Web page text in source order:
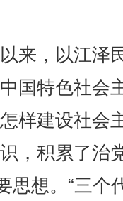
，以江泽
国特色社会
样建设社会
，积累了治
思想。“三个